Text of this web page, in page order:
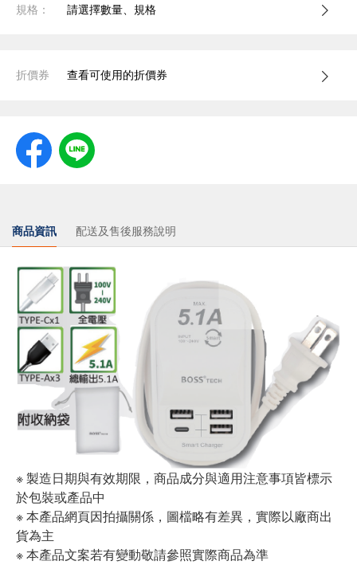
規格： 請選擇數量、規格
折價券 查看可使用的折價券
商品資訊 配送及售後服務說明
※ 製造日期與有效期限，商品成分與適用注意事項皆標示
於包裝或產品中
※ 本產品網頁因拍攝關係，圖檔略有差異，實際以廠商出
貨為主
※ 本產品文案若有變動敬請參照實際商品為準